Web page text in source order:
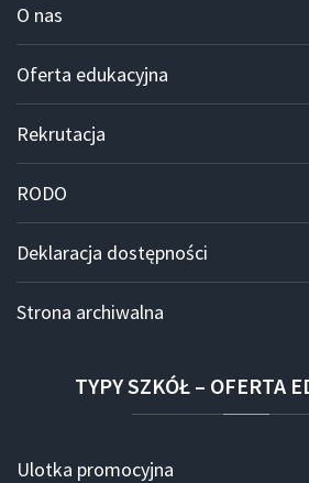
O nas
Oferta edukacyjna
Rekrutacja
RODO
Deklaracja dostępności
Strona archiwalna
TYPYSZKÓŁ – OFERTA
Ulotka promocyjna